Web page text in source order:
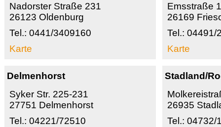
Nadorster Straße 231
26123 Oldenburg
Tel.: 0441/3409160
Karte
Emsstraße
26169
Tel.: 04491/
Karte
Delmenhorst
Syker Str. 225-231
27751 Delmenhorst
Tel.: 04221/72510
Stadland/
26935
Tel.: 04732/